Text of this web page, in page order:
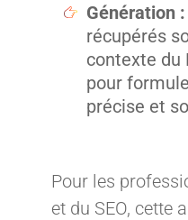
Génération :
récupérés
contexte du
pour
précise et
Pour les
et du SEO, cette